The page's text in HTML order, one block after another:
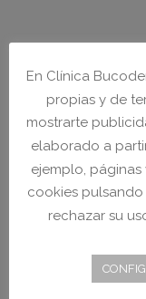
En Clínica
propias y de
mostrarte
elaborado a
ejemplo, páginas
cookies pulsando
rechazar su